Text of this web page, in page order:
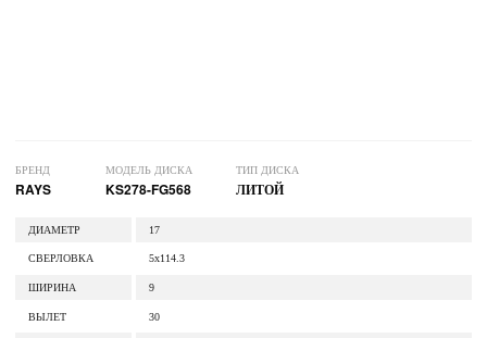
БРЕНД
RAYS
МОДЕЛЬ ДИСКА
KS278-FG568
ТИП ДИСКА
ЛИТОЙ
ДИАМЕТР 17
СВЕРЛОВКА 5x114.3
ШИРИНА 9
ВЫЛЕТ 30